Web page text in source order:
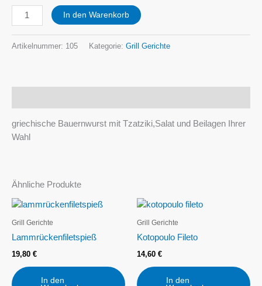
In den Warenkorb
Artikelnummer: 105 Kategorie: Grill Gerichte
griechische Bauernwurst mit Tzatziki,Salat und Beilagen Ihrer
Wahl
Ähnliche Produkte
Grill Gerichte
Lammrückenfiletspieß
19,80 €
In den
Grill Gerichte
Kotopoulo Fileto
14,60 €
In den